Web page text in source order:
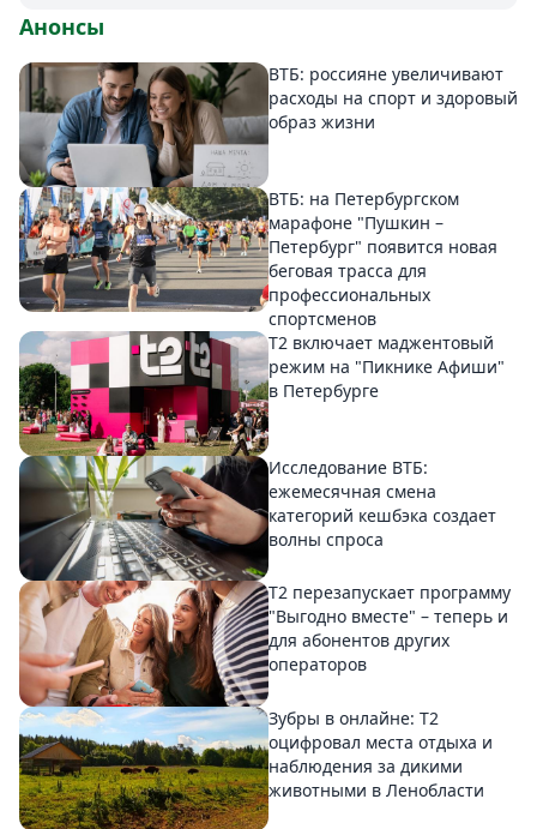
Анонсы
ВТБ: россияне увеличивают
расходы на спорт и здоровый
образ жизни
ВТБ: на Петербургском
марафоне "Пушкин –
Петербург" появится новая
беговая трасса для
профессиональных
спортсменов
Т2 включает маджентовый
режим на "Пикнике Афиши"
в Петербурге
Исследование ВТБ:
ежемесячная смена
категорий кешбэка создает
волны спроса
Т2 перезапускает программу
"Выгодно вместе" – теперь и
для абонентов других
операторов
Зубры в онлайне: Т2
оцифровал места отдыха и
наблюдения за дикими
животными в Ленобласти